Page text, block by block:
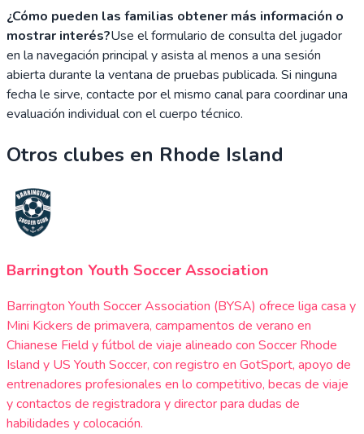
¿Cómo pueden las familias obtener más información o
mostrar interés?Use el formulario de consulta del jugador
en la navegación principal y asista al menos a una sesión
abierta durante la ventana de pruebas publicada. Si ninguna
fecha le sirve, contacte por el mismo canal para coordinar una
evaluación individual con el cuerpo técnico.
Otros clubes en Rhode Island
Barrington Youth Soccer Association
Barrington Youth Soccer Association (BYSA) ofrece liga casa y
Mini Kickers de primavera, campamentos de verano en
Chianese Field y fútbol de viaje alineado con Soccer Rhode
Island y US Youth Soccer, con registro en GotSport, apoyo de
entrenadores profesionales en lo competitivo, becas de viaje
y contactos de registradora y director para dudas de
habilidades y colocación.